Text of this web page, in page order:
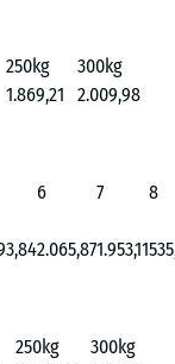
250kg
300kg
1.869,21 2.009,98
6 7
8
2.065,871.953,11
250kg
300kg